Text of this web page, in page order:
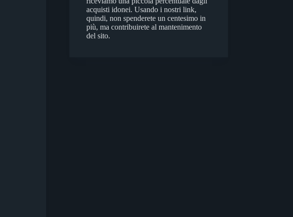
acquisti idonei. Usando i nostri link,
quindi, non spenderete un centesimo in
più, ma contribuirete al mantenimento
del sito.